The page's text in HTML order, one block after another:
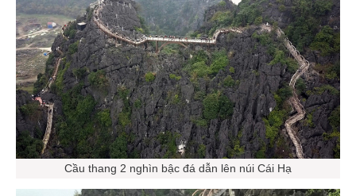
Cầu thang 2 nghìn bậc đá dẫn lên núi Cái Hạ